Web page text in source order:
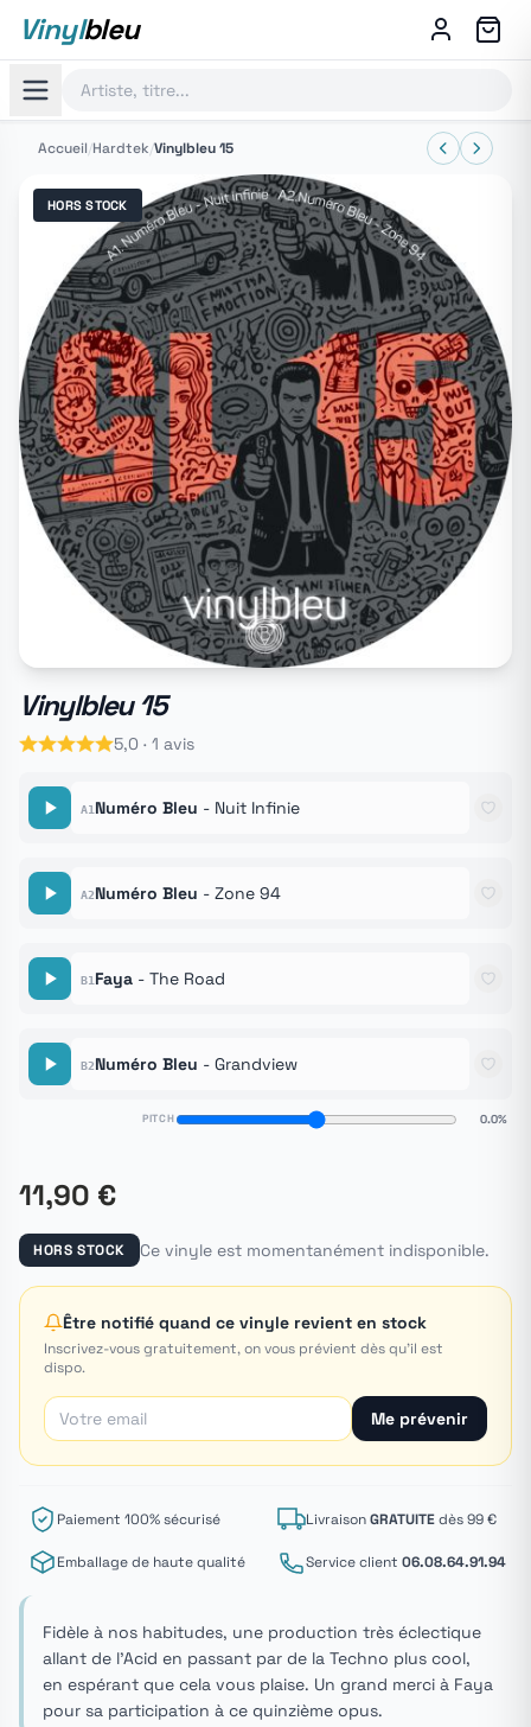
Vinylbleu
Accueil/Hardtek/Vinylbleu 15
HORS STOCK
Vinylbleu 15
5,0 · 1 avis
A1 Numéro Bleu - Nuit Infinie
A2Numéro Bleu - Zone 94
B1 Faya - The Road
B2Numéro Bleu - Grandview
PITCH 0.0%
11,90 €
HORS STOCK Ce vinyle est momentanément indisponible.
Être notifié quand ce vinyle revient en stock
Inscrivez-vous gratuitement, on vous prévient dès qu'il est
dispo.
Me prévenir
Paiement 100% sécurisé LivraisonGRATUITEdès 99 €
Emballage de haute qualité Service client 06.08.64.91.94
Fidèle à nos habitudes, une production très éclectique
allant de l'Acid en passant par de la Techno plus cool,
en espérant que cela vous plaise. Un grand merci à Faya
pour sa participation à ce quinzième opus.